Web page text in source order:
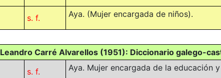
s. f. Aya. (Mujer encargada de niños).
Leandro Carré Alvarellos (1951): Diccionario galego-
s. f. Aya. Mujer encargada de la educación